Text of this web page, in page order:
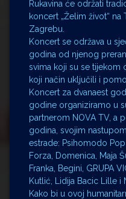
Rukavina će održati
koncert „Želim život“
Zagrebu.
Koncert se održava u
godina od njenog
svima koji su se tijekom
koji način uključili i
Koncert za dvanaest
godine organiziramo u
partnerom NOVA TV, a
godina, svojim
estrade: Psihomodo
Forza, Domenica, Maja
Franka, Begini, GRUPA
Kutlić, Lidija Bacic Lille i
Kako bi u ovoj